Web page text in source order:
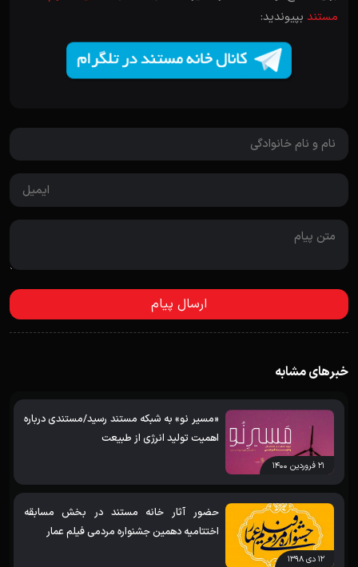
مستندبپیوندید:
خبرهای مشابه
۲۱ فروردین ۱۴۰۰
«مسیر نو» به شبکه مستند رسید/مستندی درباره
اهمیت تولید انرژی از طبیعت
۱۲ دی ۱۳۹۸
حضور آثار خانه مستند در بخش مسابقه
اختتامیه دهمین جشنواره مردمی فیلم عمار